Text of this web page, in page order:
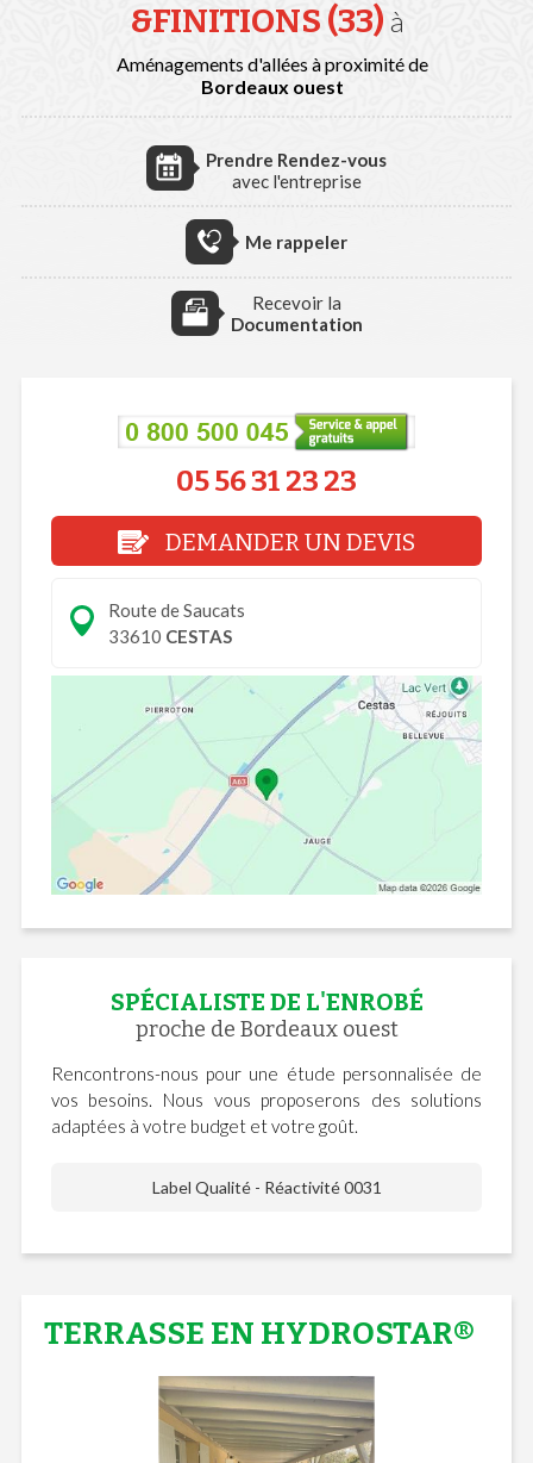
&FINITIONS (33) à
Aménagements d'allées à proximité de
Bordeaux ouest
Prendre Rendez-vous
avec l'entreprise
Me rappeler
Recevoir la
Documentation
05 56 31 23 23
DEMANDER UN DEVIS
Route de Saucats
33610 CESTAS
SPÉCIALISTE DE L'ENROBÉ
proche de Bordeaux ouest
Rencontrons-nous pour une étude personnalisée de
vos besoins. Nous vous proposerons des solutions
adaptées à votre budget et votre goût.
Label Qualité - Réactivité 0031
TERRASSE EN HYDROSTAR®